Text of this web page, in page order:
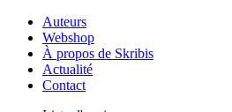
Auteurs
Webshop
À propos de Skribis
Actualité
Contact